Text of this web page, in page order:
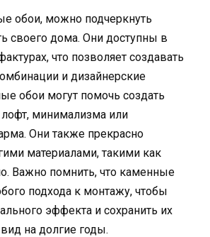
обои, можно подчеркнуть
своего дома. Они доступны в
что позволяет создавать
и дизайнерские
обои могут помочь создать
лофт, минимализма или
Они также прекрасно
материалами, такими как
Важно помнить, что каменные
подхода к монтажу, чтобы
эффекта и сохранить их
на долгие годы.